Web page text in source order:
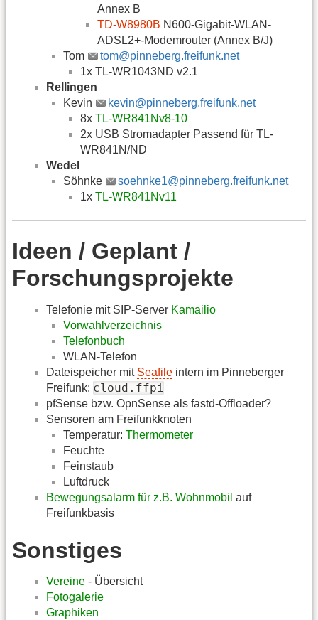
Annex B
TD-W8980B N600-Gigabit-WLAN-
ADSL2+-Modemrouter (Annex B/J)
Tom
tom@pinneberg.freifunk.net
1x TL-WR1043ND v2.1
Rellingen
Kevin
kevin@pinneberg.freifunk.net
8x TL-WR841Nv8-10
2x USB Stromadapter Passend für TL-
WR841N/ND
Wedel
Söhnke
soehnke1@pinneberg.freifunk.net
1x TL-WR841Nv11
Ideen / Geplant /
Forschungsprojekte
Telefonie mit SIP-Server Kamailio
Vorwahlverzeichnis
Telefonbuch
WLAN-Telefon
Dateispeicher mit Seafile intern im Pinneberger
Freifunk: cloud.ffpi
pfSense bzw. OpnSense als fastd-Offloader?
Sensoren am Freifunkknoten
Temperatur: Thermometer
Feuchte
Feinstaub
Luftdruck
Bewegungsalarm für z.B. Wohnmobil auf
Freifunkbasis
Sonstiges
Vereine - Übersicht
Fotogalerie
Graphiken